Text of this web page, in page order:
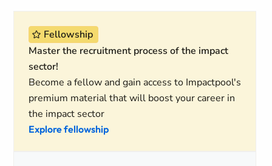
Fellowship
Master the recruitment process of the impact
sector!
Become a fellow and gain access to Impactpool's
premium material that will boost your career in
the impact sector
Explore fellowship